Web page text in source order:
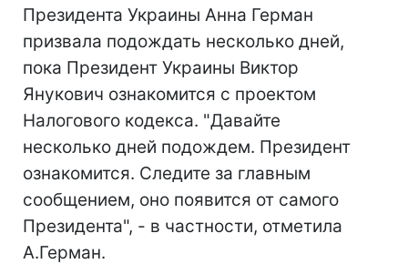
Президента Украины Анна Герман
призвала подождать несколько дней,
пока Президент Украины Виктор
Янукович ознакомится с проектом
Налогового кодекса. "Давайте
несколько дней подождем. Президент
ознакомится. Следите за главным
сообщением, оно появится от самого
Президента", - в частности, отметила
А.Герман.